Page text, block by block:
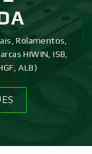
Rolamentos,
HIWIN, ISB,
ALB)